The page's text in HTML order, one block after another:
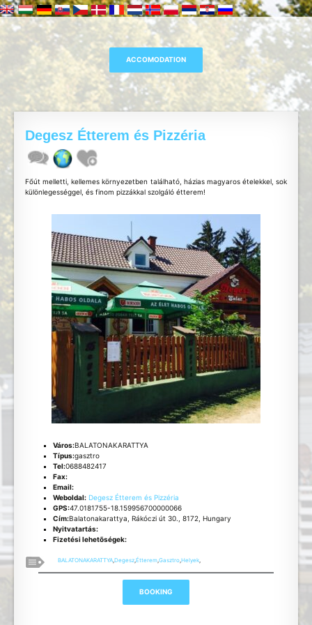
Degesz Étterem és Pizzéria
Főút melletti, kellemes környezetben található, házias magyaros ételekkel, sok
különlegességgel, és finom pizzákkal szolgáló étterem!
Város:BALATONAKARATTYA
Típus:gasztro
Tel:0688482417
Fax:
Email:
Weboldal: Degesz Étterem és Pizzéria
GPS:47.0181755-18.159956700000066
Cím:Balatonakarattya, Rákóczi út 30., 8172, Hungary
Nyitvatartás:
Fizetési lehetõségek:
BALATONAKARATTYA ,Degesz ,Étterem ,Gasztro ,Helyek